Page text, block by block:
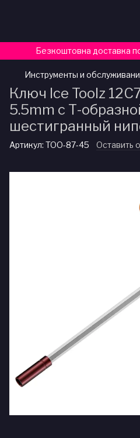
Безкоштовна доставка
Инструменты и
Ключ Ice Toolz
5.5mm с Т-
шестигранный
Артикул: TOO-87-45 Оставить